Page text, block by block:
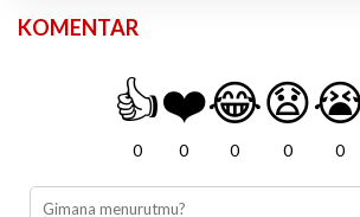
KOMENTAR
👍
0
❤️
0
😂
0
😧
0 0